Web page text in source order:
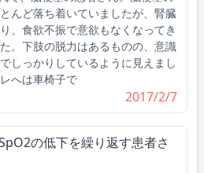
んど落ち着いていましたが、腎臓
、食欲不振で意欲もなくなってき
。下肢の脱力はあるものの、意識
しっかりしているように見えまし
へは車椅子で
2017/2/7
の低下を繰り返す患者さ